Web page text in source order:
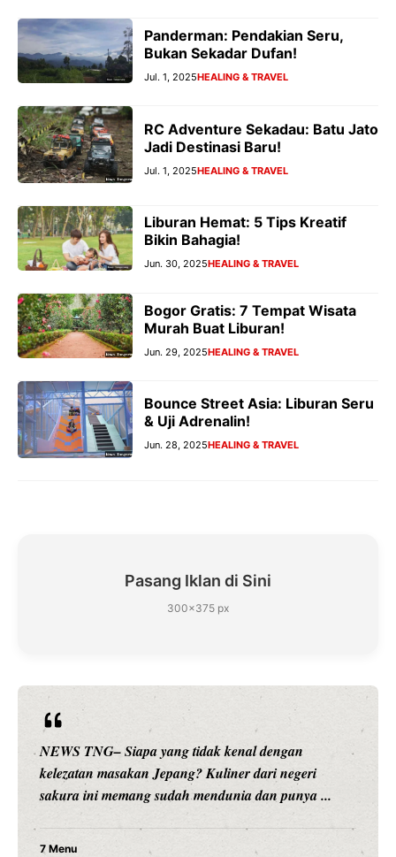
Panderman: Pendakian Seru,
Bukan Sekadar Dufan!
Jul. 1, 2025HEALING & TRAVEL
RC Adventure Sekadau: Batu Jato
Jadi Destinasi Baru!
Jul. 1, 2025HEALING & TRAVEL
Liburan Hemat: 5 Tips Kreatif
Bikin Bahagia!
Jun. 30, 2025HEALING & TRAVEL
Bogor Gratis: 7 Tempat Wisata
Murah Buat Liburan!
Jun. 29, 2025HEALING & TRAVEL
Bounce Street Asia: Liburan Seru
& Uji Adrenalin!
Jun. 28, 2025HEALING & TRAVEL
Pasang Iklan di Sini
300×375 px
negeri
punya ...
NEWS TNG– Siapa sangka, dua nama
hiburan, Nunung Srimulat dan Vicky
merambah dunia kuliner dengan ...
Nunung Srimulat & Vicky Prasetyo